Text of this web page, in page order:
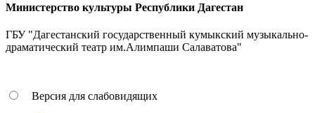
Министерство культуры Республики Дагестан
ГБУ "Дагестанский государственный кумыкский музыкально-
драматический театр им.Алимпаши Салаватова"
Версия для слабовидящих